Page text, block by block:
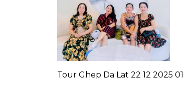
Tour Ghep Da Lat 22 12 2025 01